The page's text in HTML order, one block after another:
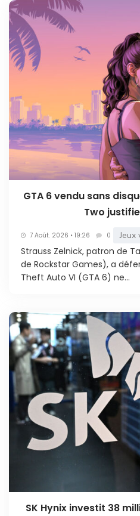
GTA 6 vendu sans
Two
7 Août. 2026 • 19:26 0 Jeux
Strauss Zelnick, patron de
de Rockstar Games), a
Theft Auto VI (GTA 6) ne...
SK Hynix investit 38